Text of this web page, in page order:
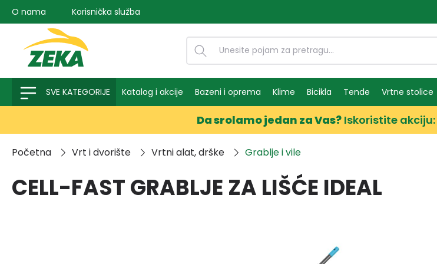
pretragu Preskoči na glavnu navigaciju
O nama Korisnička služba
SVE KATEGORIJE Katalog i akcije Bazeni i oprema Klime Bicikla Tende Vrtne stolice
Da srolamo jedan za Vas? Iskoristite akciju:
Početna Vrt i dvorište Vrtni alat, drške Grablje i vile
CELL-FAST GRABLJE ZA LIŠĆE IDEAL